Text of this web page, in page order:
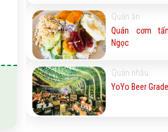
Quán ăn
Quán cơm
Ngọc
Quán nhậu
YoYo Beer